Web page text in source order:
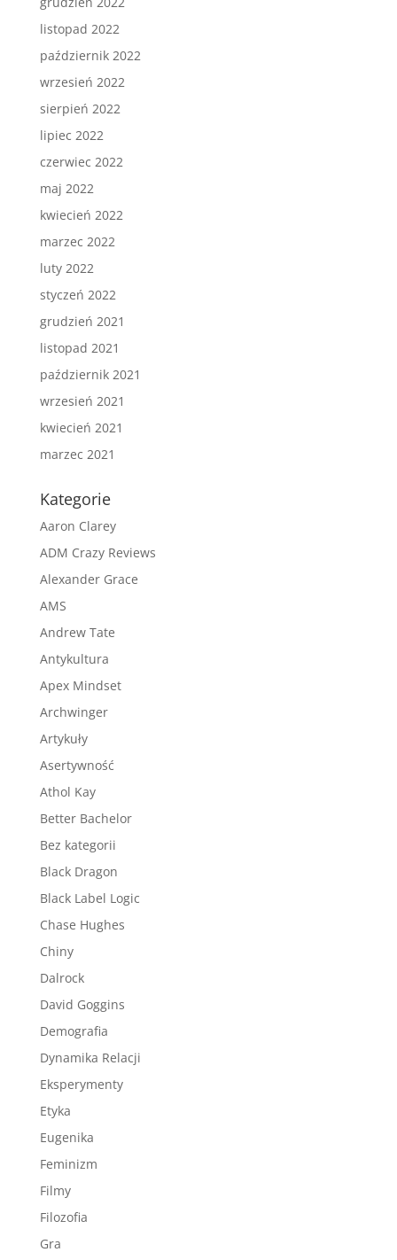
listopad 2022
październik 2022
wrzesień 2022
sierpień 2022
lipiec 2022
czerwiec 2022
maj 2022
kwiecień 2022
marzec 2022
luty 2022
styczeń 2022
grudzień 2021
listopad 2021
październik 2021
wrzesień 2021
kwiecień 2021
marzec 2021
Kategorie
Aaron Clarey
ADM Crazy Reviews
Alexander Grace
AMS
Andrew Tate
Antykultura
Apex Mindset
Archwinger
Artykuły
Asertywność
Athol Kay
Better Bachelor
Bez kategorii
Black Dragon
Black Label Logic
Chase Hughes
Chiny
Dalrock
David Goggins
Demografia
Dynamika Relacji
Eksperymenty
Etyka
Eugenika
Feminizm
Filmy
Filozofia
Gra